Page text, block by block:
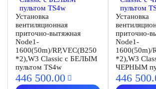
Установка
вентиляционная
приточно-вытяжная
Node1-
1600(50m)/RP,VEC(B250
*2),W3 Classic с БЕЛЫМ
пультом TS4w
446 500.00
Установка
приточно-
Node1-
1600(50m)/
*2),W3
ЧЕРНЫМ
446 500.